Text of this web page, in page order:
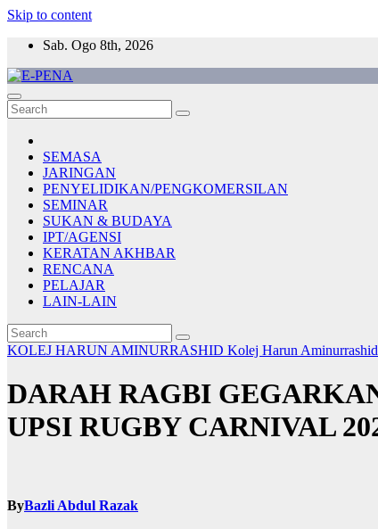
Skip to content
Sab. Ogo 8th, 2026
E-PENA
Berita Digital Terkini
SEMASA
JARINGAN
PENYELIDIKAN/PENGKOMERSILAN
SEMINAR
SUKAN & BUDAYA
IPT/AGENSI
KERATAN AKHBAR
RENCANA
PELAJAR
LAIN-LAIN
KOLEJ HARUN AMINURRASHID Kolej Harun Aminurrashid
DARAH RAGBI
UPSI RUGBY CARNIVAL
ByBazli Abdul Razak